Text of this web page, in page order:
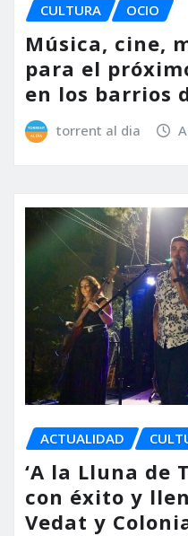
CULTURA OCIO
Música, cine,
para el
en los barrios
torrent al dia
ACTUALIDAD
‘A la Lluna de
con éxito y
Vedat y